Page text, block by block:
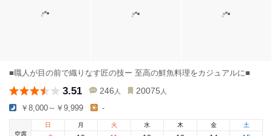
■職人が目の前で織りなす匠の技ー 至高の鮮魚料理をカジュアルに■
3.51 246 人 20075 人
￥8,000～￥9,999 -
空席
日
月 火 水 木 金 土